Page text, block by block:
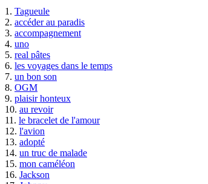
1. Tagueule
2. accéder au paradis
3. accompagnement
4. uno
5. real pâtes
6. les voyages dans le temps
7. un bon son
8. OGM
9. plaisir honteux
10. au revoir
11. le bracelet de l'amour
12. l'avion
13. adopté
14. un truc de malade
15. mon caméléon
16. Jackson